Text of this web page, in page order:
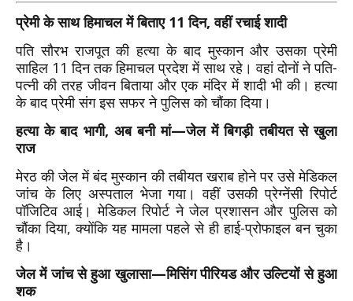
प्रेमी के साथ हिमाचल में बिताए 11 दिन, वहीं रचाई शादी
पति सौरभ राजपूत की हत्या के बाद मुस्कान और उसका प्रेमी
साहिल 11 दिन तक हिमाचल प्रदेश में साथ रहे। वहां दोनों ने पति-
पत्नी की तरह जीवन बिताया और एक मंदिर में शादी भी की। हत्या
के बाद प्रेमी संग इस सफर ने पुलिस को चौंका दिया।
हत्या के बाद भागी, अब बनी मां—जेल में बिगड़ी तबीयत से खुला
राज
मेरठ की जेल में बंद मुस्कान की तबीयत खराब होने पर उसे मेडिकल
जांच के लिए अस्पताल भेजा गया। वहीं उसकी प्रेग्नेंसी रिपोर्ट
पॉजिटिव आई। मेडिकल रिपोर्ट ने जेल प्रशासन और पुलिस को
चौंका दिया, क्योंकि यह मामला पहले से ही हाई-प्रोफाइल बन चुका
है।
जेल में जांच से हुआ खुलासा—मिसिंग पीरियड और उल्टियों से हुआ
शक